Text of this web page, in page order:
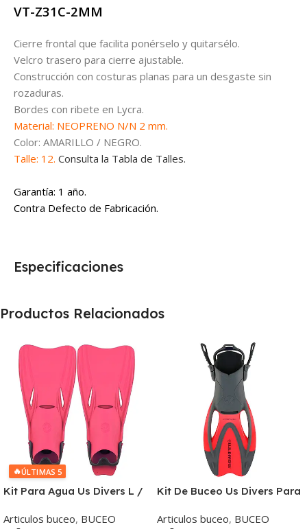
VT-Z31C-2MM
Cierre frontal que facilita ponérselo y quitarsélo.
Velcro trasero para cierre ajustable.
Construcción con costuras planas para un desgaste sin
rozaduras.
Bordes con ribete en Lycra.
Material: NEOPRENO N/N 2 mm.
Color: AMARILLO / NEGRO.
Talle: 12. Consulta la Tabla de Talles.
Garantía: 1 año.
Contra Defecto de Fabricación.
Especificaciones
Productos Relacionados
🔥ÚLTIMAS 5
Kit Para Agua Us Divers L /
Articulos buceo, BUCEO
Kit De Buceo Us Divers Para
Articulos buceo, BUCEO